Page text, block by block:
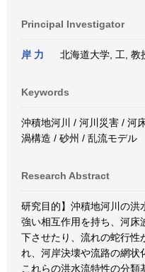
Principal Investigator
岸 力 北海道大学, 工, 教
Keywords
沖積地河川 / 河川災害 / 河
渦構造 / 砂州 / 乱流モデル
Research Abstract
研究目的】沖積地河川の洪
強い相互作用を持ち、河床
下させたり、流れの蛇行性
れ、河岸決壊や流路の網状
これらの洪水流特性の分類